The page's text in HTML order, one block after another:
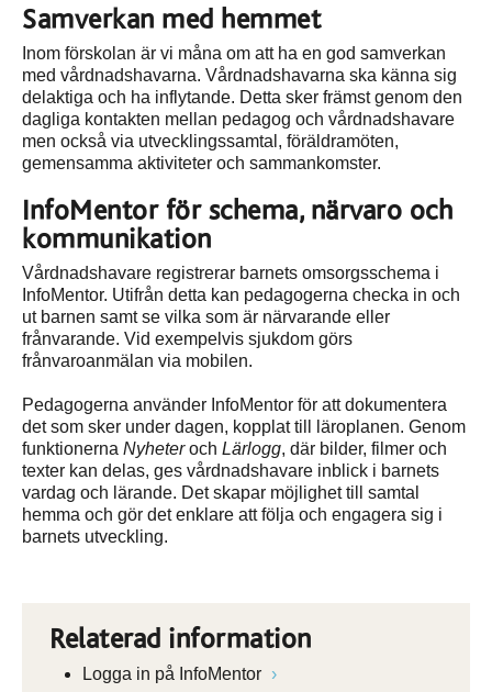
Samverkan med hemmet
Inom förskolan är vi måna om att ha en god samverkan
med vårdnadshavarna. Vårdnadshavarna ska känna sig
delaktiga och ha inflytande. Detta sker främst genom den
dagliga kontakten mellan pedagog och vårdnadshavare
men också via utvecklingssamtal, föräldramöten,
gemensamma aktiviteter och sammankomster.
InfoMentor för schema, närvaro och
kommunikation
Vårdnadshavare registrerar barnets omsorgsschema i
InfoMentor. Utifrån detta kan pedagogerna checka in och
ut barnen samt se vilka som är närvarande eller
frånvarande. Vid exempelvis sjukdom görs
frånvaroanmälan via mobilen.
Pedagogerna använder InfoMentor för att dokumentera
det som sker under dagen, kopplat till läroplanen. Genom
funktionerna Nyheteroch Lärlogg, där bilder, filmer och
texter kan delas, ges vårdnadshavare inblick i barnets
vardag och lärande. Det skapar möjlighet till samtal
hemma och gör det enklare att följa och engagera sig i
barnets utveckling.
Relaterad information
Logga in på InfoMentor